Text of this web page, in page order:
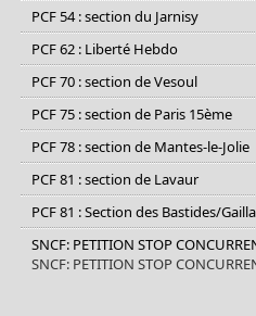
PCF 54 : section du Jarnisy
PCF 62 : Liberté Hebdo
PCF 70 : section de Vesoul
PCF 75 : section de Paris 15ème
PCF 78 : section de Mantes-le-Jolie
PCF 81 : section de Lavaur
PCF 81 : Section des Bastides/
SNCF: PETITION STOP
SNCF: PETITION STOP